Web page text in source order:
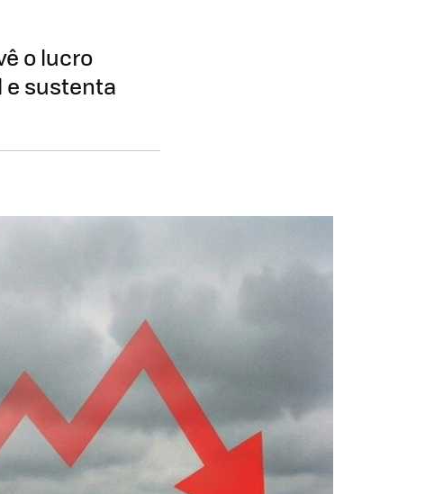
o lucro
e sustenta